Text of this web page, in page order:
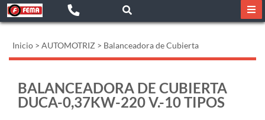
Inicio > AUTOMOTRIZ > Balanceadora de Cubierta
BALANCEADORA DE CUBIERTA
DUCA-0,37KW-220 V.-10 TIPOS